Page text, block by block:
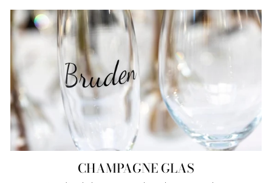
CHAMPAGNE GLAS